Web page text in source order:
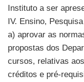
Instituto a ser
IV. Ensino,
a) aprovar as
propostas dos
cursos, relativas
créditos e pré-